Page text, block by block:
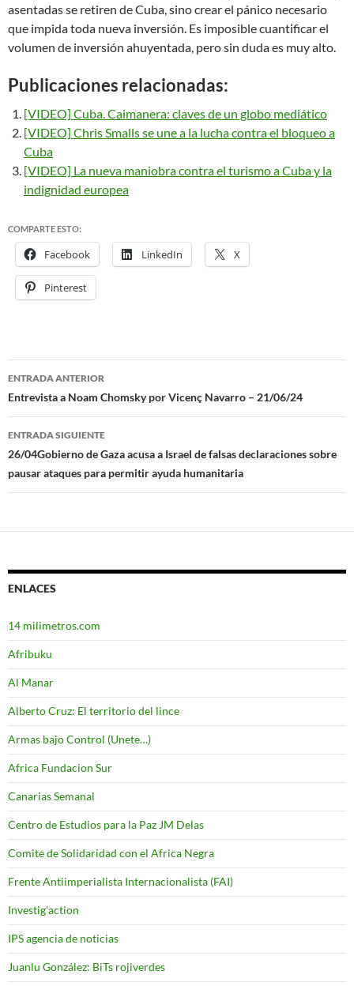
asentadas se retiren de Cuba, sino crear el pánico necesario
que impida toda nueva inversión. Es imposible cuantificar el
volumen de inversión ahuyentada, pero sin duda es muy alto.
Publicaciones relacionadas:
[VIDEO] Cuba. Caimanera: claves de un globo mediático
[VIDEO] Chris Smalls se une a la lucha contra el bloqueo a
Cuba
[VIDEO] La nueva maniobra contra el turismo a Cuba y la
indignidad europea
COMPARTE ESTO:
Facebook LinkedIn X
Pinterest
Navegación
de
entradas
ENTRADA ANTERIOR
Entrevista a Noam Chomsky por Vicenç Navarro – 21/06/24
ENTRADA SIGUIENTE
26/04Gobierno de Gaza acusa a Israel de falsas declaraciones sobre
pausar ataques para permitir ayuda humanitaria
ENLACES
14 milimetros.com
Afribuku
Al Manar
Alberto Cruz: El territorio del lince
Armas bajo Control (Unete…)
Africa Fundacion Sur
Canarias Semanal
Centro de Estudios para la Paz JM Delas
Comite de Solidaridad con el Africa Negra
Frente Antiimperialista Internacionalista (FAI)
Investig'action
IPS agencia de noticias
Juanlu González: BiTs rojiverdes